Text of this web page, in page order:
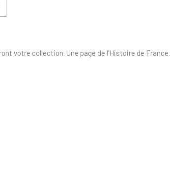
votre collection. Une page de l'Histoire de France.